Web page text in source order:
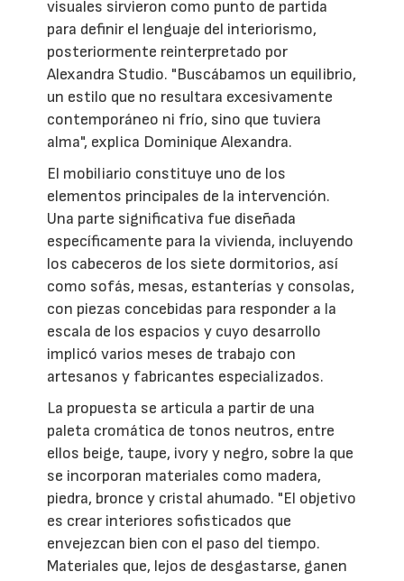
visuales sirvieron como punto de partida
para definir el lenguaje del interiorismo,
posteriormente reinterpretado por
Alexandra Studio. "Buscábamos un equilibrio,
un estilo que no resultara excesivamente
contemporáneo ni frío, sino que tuviera
alma", explica Dominique Alexandra.
El mobiliario constituye uno de los
elementos principales de la intervención.
Una parte significativa fue diseñada
específicamente para la vivienda, incluyendo
los cabeceros de los siete dormitorios, así
como sofás, mesas, estanterías y consolas,
con piezas concebidas para responder a la
escala de los espacios y cuyo desarrollo
implicó varios meses de trabajo con
artesanos y fabricantes especializados.
La propuesta se articula a partir de una
paleta cromática de tonos neutros, entre
ellos beige, taupe, ivory y negro, sobre la que
se incorporan materiales como madera,
piedra, bronce y cristal ahumado. "El objetivo
es crear interiores sofisticados que
envejezcan bien con el paso del tiempo.
Materiales que, lejos de desgastarse, ganen